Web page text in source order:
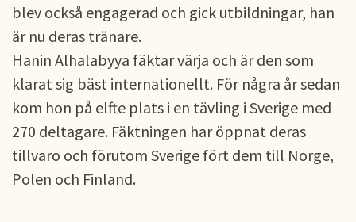
blev också engagerad och gick utbildningar, han
är nu deras tränare.
Hanin Alhalabyya fäktar värja och är den som
klarat sig bäst internationellt. För några år sedan
kom hon på elfte plats i en tävling i Sverige med
270 deltagare. Fäktningen har öppnat deras
tillvaro och förutom Sverige fört dem till Norge,
Polen och Finland.